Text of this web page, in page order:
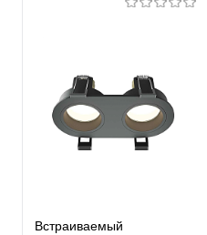
Встраиваемый